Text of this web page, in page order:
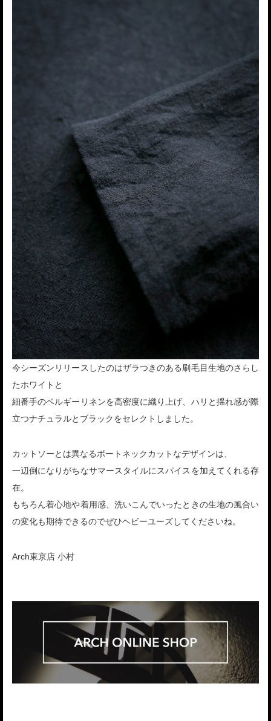
今シーズンリリースしたのはザラつきのある刷毛目生地のさらし
たホワイトと
細番手のベルギーリネンを高密度に織り上げ、ハリと揺れ感が際
立つナチュラルとブラックをセレクトしました。
カットソーとは異なるボートネックカットなデザインは、
一辺倒になりがちなサマースタイルにスパイスを加えてくれる存
在。
もちろん着心地や着用感、洗いこんでいったときの生地の風合い
の変化も期待できるのでぜひヘビーユーズしてくださいね。
Arch東京店 小村